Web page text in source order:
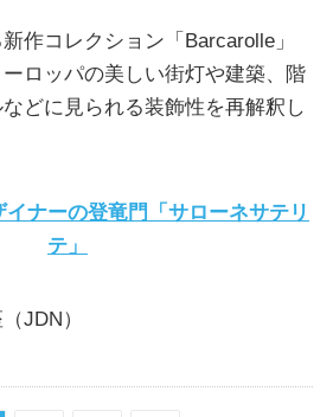
作コレクション「Barcarolle」
ロッパの美しい街灯や建築、階
どに見られる装飾性を再解釈し
ナーの登竜門「サローネサテリ
テ」
JDN）